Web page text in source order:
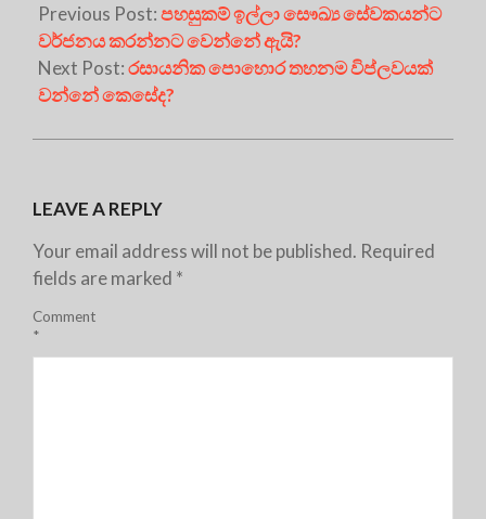
Previous Post:පහසුකම් ඉල්ලා සෞඛ්‍ය සේවකයන්ට
වර්ජනය කරන්නට වෙන්නේ ඇයි?
Next Post:රසායනික පොහොර තහනම විප්ලවයක්
වන්නේ කෙසේද?
LEAVE A REPLY
Your email address will not be published. Required
fields are marked *
Comment
*